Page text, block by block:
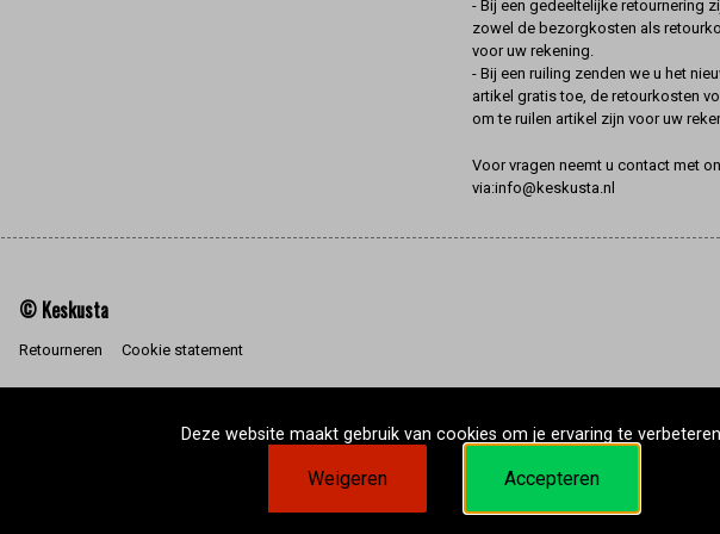
- Bij een gedeeltelijke retournering
zowel de bezorgkosten als
voor uw rekening.
- Bij een ruiling zenden we u het
artikel gratis toe, de retourkosten
om te ruilen artikel zijn voor uw
Voor vragen neemt u contact met
via:info@keskusta.nl
© Keskusta
Retourneren Cookie statement
Deze website maakt gebruik van cookies om je ervaring te
Weigeren Accepteren